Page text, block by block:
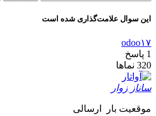
این سوال علامت‌گذاری شده است
odoo۱۷
1 پاسخ
320 نماها
ساناز زوار
موقعیت بار ارسالی